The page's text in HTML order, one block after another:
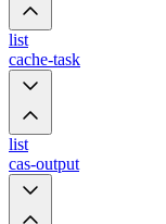
list
cache-task
list
cas-output